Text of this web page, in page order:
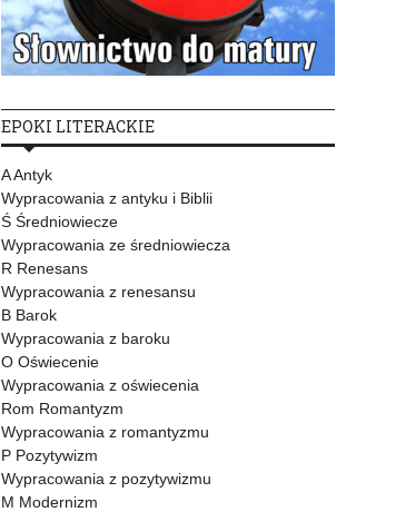
EPOKI LITERACKIE
A Antyk
Wypracowania z antyku i Biblii
Ś Średniowiecze
Wypracowania ze średniowiecza
R Renesans
Wypracowania z renesansu
B Barok
Wypracowania z baroku
O Oświecenie
Wypracowania z oświecenia
Rom Romantyzm
Wypracowania z romantyzmu
P Pozytywizm
Wypracowania z pozytywizmu
M Modernizm